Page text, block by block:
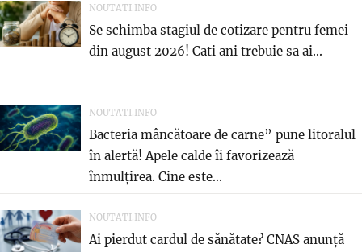
NOUTATI.INFO
Se schimba stagiul de cotizare pentru femei
din august 2026! Cati ani trebuie sa ai...
NOUTATI.INFO
Bacteria mâncătoare de carne” pune litoralul
în alertă! Apele calde îi favorizează
înmulțirea. Cine este...
NOUTATI.INFO
Ai pierdut cardul de sănătate? CNAS anunță